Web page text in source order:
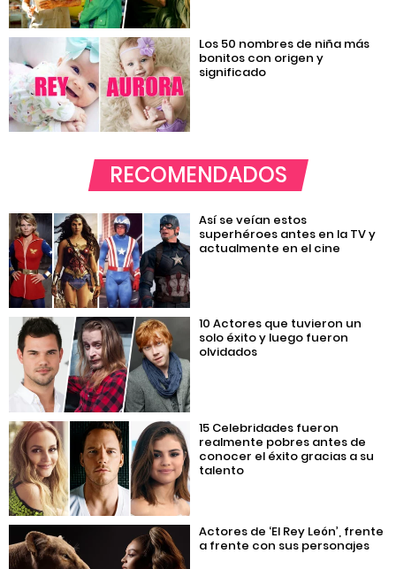
Los 50 nombres de niña más
bonitos con origen y
significado
RECOMENDADOS
Así se veían estos
superhéroes antes en la TV y
actualmente en el cine
10 Actores que tuvieron un
solo éxito y luego fueron
olvidados
15 Celebridades fueron
realmente pobres antes de
conocer el éxito gracias a su
talento
Actores de ‘El Rey León’, frente
a frente con sus personajes